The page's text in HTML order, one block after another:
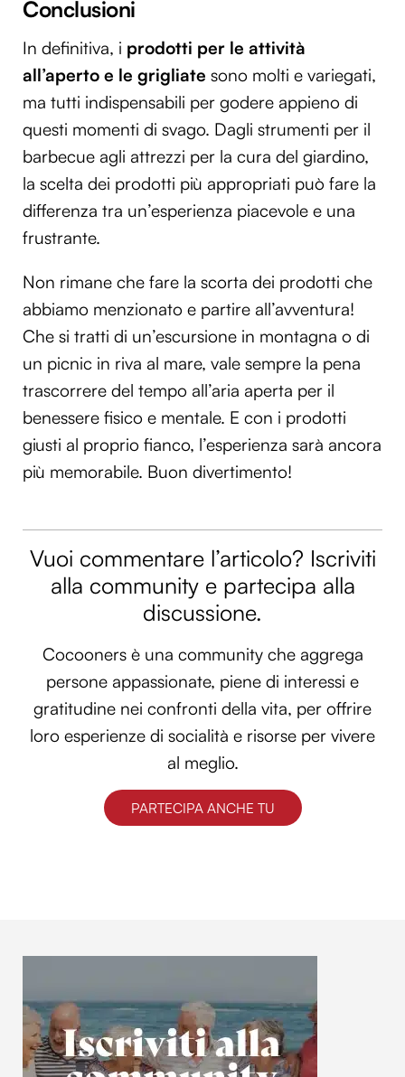
Conclusioni
In definitiva, i prodotti per le attività
all’aperto e le grigliate sono molti e variegati,
ma tutti indispensabili per godere appieno di
questi momenti di svago. Dagli strumenti per il
barbecue agli attrezzi per la cura del giardino,
la scelta dei prodotti più appropriati può fare la
differenza tra un’esperienza piacevole e una
frustrante.
Non rimane che fare la scorta dei prodotti che
abbiamo menzionato e partire all’avventura!
Che si tratti di un’escursione in montagna o di
un picnic in riva al mare, vale sempre la pena
trascorrere del tempo all’aria aperta per il
benessere fisico e mentale. E con i prodotti
giusti al proprio fianco, l’esperienza sarà ancora
più memorabile. Buon divertimento!
Vuoi commentare l’articolo? Iscriviti
alla community e partecipa alla
discussione.
Cocooners è una community che aggrega
persone appassionate, piene di interessi e
gratitudine nei confronti della vita, per offrire
loro esperienze di socialità e risorse per vivere
al meglio.
PARTECIPA ANCHE TU